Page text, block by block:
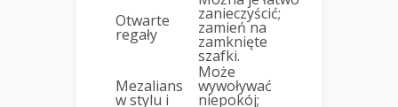
Otwarte
regały
zanieczyścić;
zamień na
zamknięte
szafki.
Mezalians
w stylu i
Może
wywoływać
niepokój;